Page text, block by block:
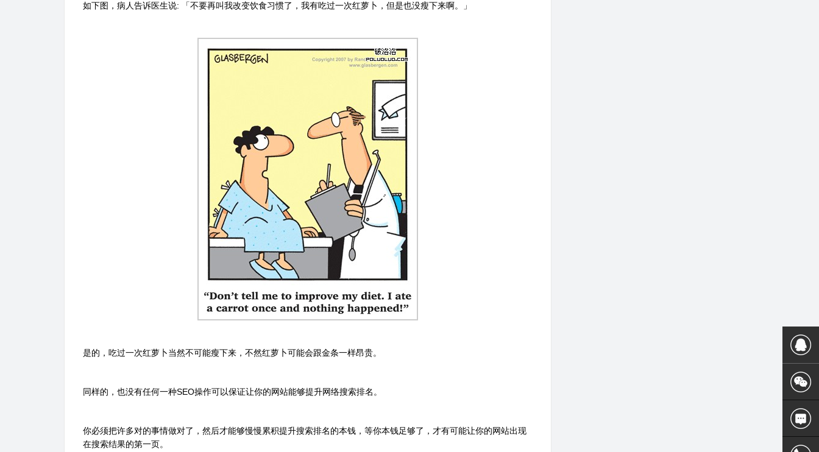
如下图，病人告诉医生说: 「不要再叫我改变饮食习惯了，我有吃过一次红萝卜，但是也没瘦下来啊。」
是的，吃过一次红萝卜当然不可能瘦下来，不然红萝卜可能会跟金条一样昂贵。
同样的，也没有任何一种SEO操作可以保证让你的网站能够提升网络搜索排名。
你必须把许多对的事情做对了，然后才能够慢慢累积提升搜索排名的本钱，等你本钱足够了，才有可能让你的网站出现
在搜索结果的第一页。